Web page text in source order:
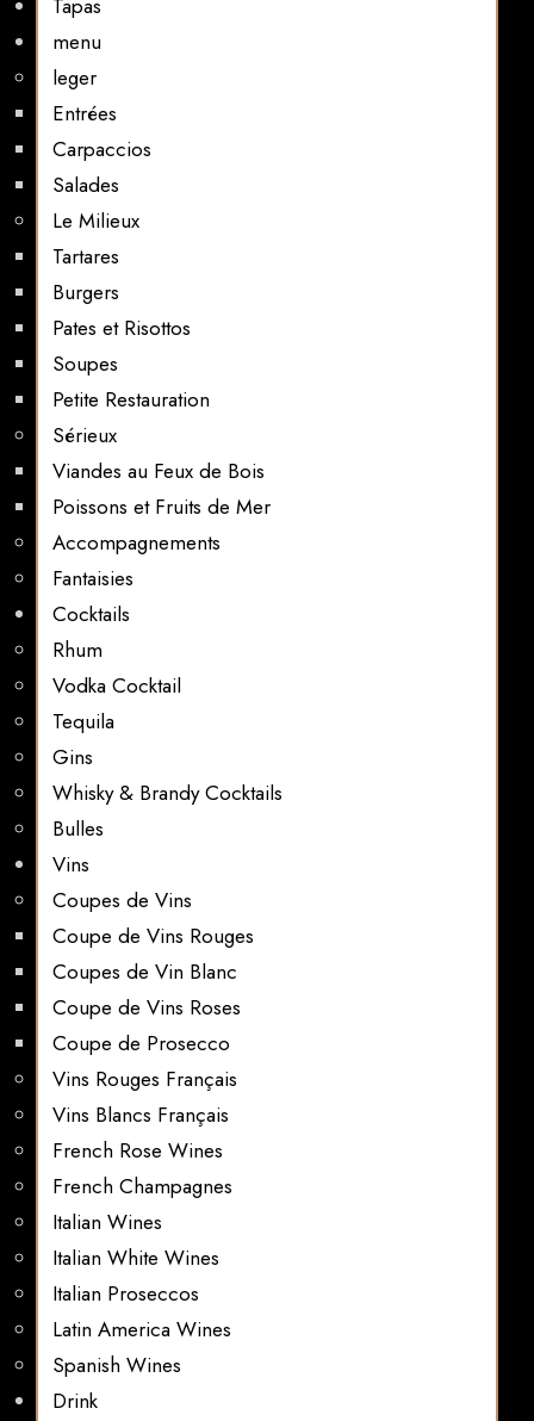
Tapas
menu
leger
Entrées
Carpaccios
Salades
Le Milieux
Tartares
Burgers
Pates et Risottos
Soupes
Petite Restauration
Sérieux
Viandes au Feux de Bois
Poissons et Fruits de Mer
Accompagnements
Fantaisies
Cocktails
Rhum
Vodka Cocktail
Tequila
Gins
Whisky & Brandy Cocktails
Bulles
Vins
Coupes de Vins
Coupe de Vins Rouges
Coupes de Vin Blanc
Coupe de Vins Roses
Coupe de Prosecco
Vins Rouges Français
Vins Blancs Français
French Rose Wines
French Champagnes
Italian Wines
Italian White Wines
Italian Proseccos
Latin America Wines
Spanish Wines
Drink